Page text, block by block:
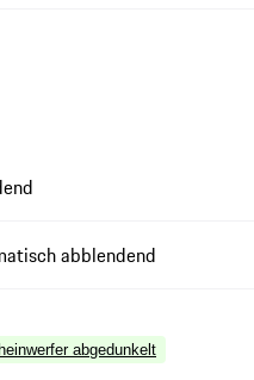
abblendend
abgedunkelt